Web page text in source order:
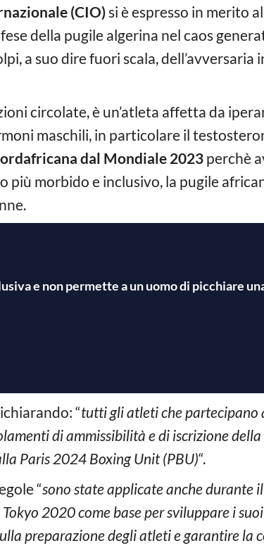
(CIO)si è espresso in merito al
della pugile algerina nel caos
a suo dire fuori scala,
circolate, è un’atleta affetta da
maschili, in particolare il
dal Mondiale 2023 perchè
più morbido e inclusivo, la pugile
e non permette a un uomo di picchiare
“tutti gli atleti che partecipano
di ammissibilità e di iscrizione
Paris 2024 Boxing Unit (PBU)“.
“sono state applicate anche durante
2020 come base per sviluppare i
preparazione degli atleti e garantire la